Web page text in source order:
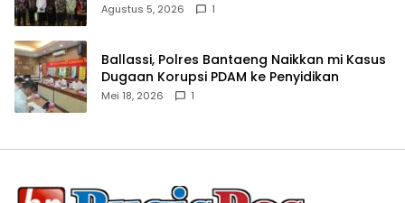
Agustus 5, 2026 1
Ballassi, Polres Bantaeng Naikkan mi Kasus
Dugaan Korupsi PDAM ke Penyidikan
Mei 18, 2026 1